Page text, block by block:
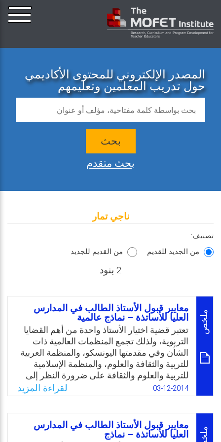
المصدر الإلكتروني للمحتوى الأكاديمي
حول تدريب المعلمين وتعليمهم
بحث
بحث متقدم
ناجي تمار
تصنيف:
من الجديد للقديم
من القديم للجديد
2 بنود
ملخص
معايير قبول الأستاذ الطالب في المدارس
العليا للأساتذة – نماذج عالمية
تعتبر قضية اختيار الأستاذ واحدة من أهم القضايا
التربوية، ولذلك تجمع المنظمات العالمية ذات
الشأن وفي مقدمتها اليونسكو، والمنظمة العربية
للتربية والثقافة والعلوم، والمنظمة الإسلامية
للتربية والعلوم والثقافة على ضرورة النظر إلى
قضية الاختيار والإعداد الجيد للأستاذ على أنها
المدخل الأساس لمواجهة أزمة التعليم في عالمنا
المعاصر، وفي سبيل العناية بانتقاء الأستاذ
وتكوينه عقدت الندوات وأقيمت المؤتمرات
ونظمت الحلقات سواء داخل القطر الجزائري
03-12-2014 لقراءة المزيد
معايير قبول الأستاذ الطالب في المدارس
العليا للأساتذة – نماذج